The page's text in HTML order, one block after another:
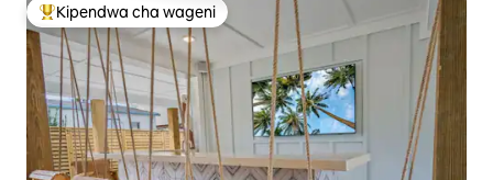
Kipendwa maarufu cha wageni
Kipendwa cha wageni